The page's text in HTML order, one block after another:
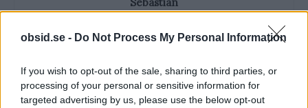
obsid.se - Do Not Process My Personal Information
If you wish to opt-out of the sale, sharing to third parties, or
processing of your personal or sensitive information for
targeted advertising by us, please use the below opt-out
Kvalitetstid för mig är en kall, ljus, amerikansk öl i solen på en
slänga in något klyschigt också.